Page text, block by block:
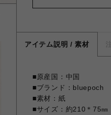
アイテム説明 / 素材
■原産国：中国
■ブランド：bluepoch
■素材：紙
■サイズ：約210＊75㎜